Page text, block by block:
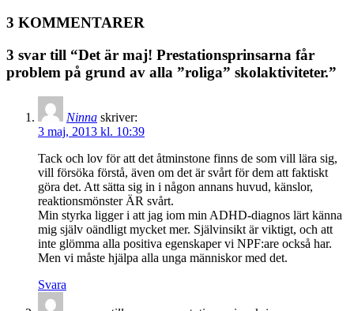
3 KOMMENTARER
3 svar till “Det är maj! Prestationsprinsarna får
problem på grund av alla ”roliga” skolaktiviteter.”
Ninna skriver:
3 maj, 2013 kl. 10:39
Tack och lov för att det åtminstone finns de som vill lära sig,
vill försöka förstå, även om det är svårt för dem att faktiskt
göra det. Att sätta sig in i någon annans huvud, känslor,
reaktionsmönster ÄR svårt.
Min styrka ligger i att jag iom min ADHD-diagnos lärt känna
mig själv oändligt mycket mer. Självinsikt är viktigt, och att
inte glömma alla positiva egenskaper vi NPF:are också har.
Men vi måste hjälpa alla unga människor med det.
Svara